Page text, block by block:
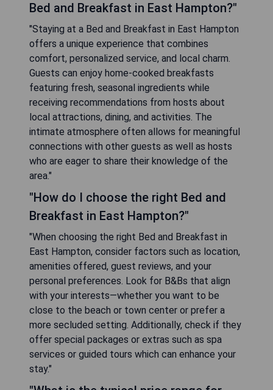
Bed and Breakfast in East Hampton?"
"Staying at a Bed and Breakfast in East Hampton
offers a unique experience that combines
comfort, personalized service, and local charm.
Guests can enjoy home-cooked breakfasts
featuring fresh, seasonal ingredients while
receiving recommendations from hosts about
local attractions, dining, and activities. The
intimate atmosphere often allows for meaningful
connections with other guests as well as hosts
who are eager to share their knowledge of the
area."
"How do I choose the right Bed and
Breakfast in East Hampton?"
"When choosing the right Bed and Breakfast in
East Hampton, consider factors such as location,
amenities offered, guest reviews, and your
personal preferences. Look for B&Bs that align
with your interests—whether you want to be
close to the beach or town center or prefer a
more secluded setting. Additionally, check if they
offer special packages or extras such as spa
services or guided tours which can enhance your
stay."